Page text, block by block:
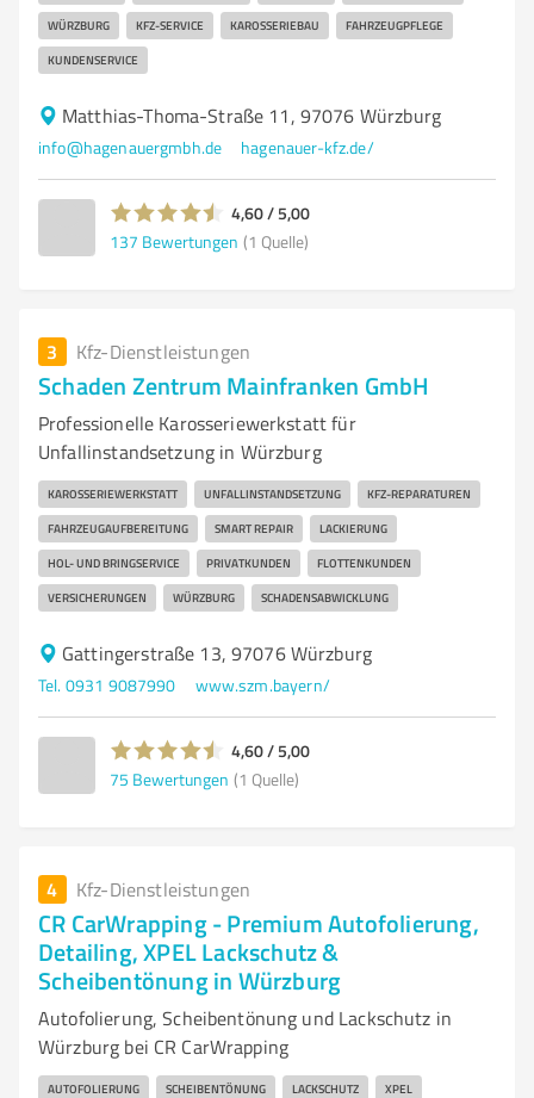
WÜRZBURG KFZ-SERVICE KAROSSERIEBAU FAHRZEUGPFLEGE
KUNDENSERVICE
Matthias-Thoma-Straße 11, 97076 Würzburg
info@hagenauergmbh.de hagenauer-kfz.de/
4,60 / 5,00
137 Bewertungen (1 Quelle)
3 Kfz-Dienstleistungen
Schaden Zentrum Mainfranken GmbH
Professionelle Karosseriewerkstatt für
Unfallinstandsetzung in Würzburg
KAROSSERIEWERKSTATT UNFALLINSTANDSETZUNG KFZ-REPARATUREN
FAHRZEUGAUFBEREITUNG SMART REPAIR LACKIERUNG
HOL- UND BRINGSERVICE PRIVATKUNDEN FLOTTENKUNDEN
VERSICHERUNGEN WÜRZBURG SCHADENSABWICKLUNG
Gattingerstraße 13, 97076 Würzburg
Tel. 0931 9087990 www.szm.bayern/
4,60 / 5,00
75 Bewertungen (1 Quelle)
4 Kfz-Dienstleistungen
CR CarWrapping - Premium Autofolierung,
Detailing, XPEL Lackschutz &
Scheibentönung in Würzburg
Autofolierung, Scheibentönung und Lackschutz in
Würzburg bei CR CarWrapping
AUTOFOLIERUNG SCHEIBENTÖNUNG LACKSCHUTZ XPEL